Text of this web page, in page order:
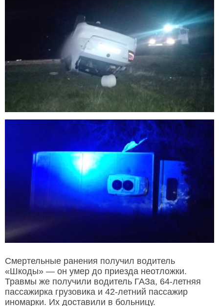
Смертельные ранения получил водитель
«Шкоды» — он умер до приезда неотложки.
Травмы же получили водитель ГАЗа, 64-летняя
пассажирка грузовика и 42-летний пассажир
иномарки. Их доставили в больницу.